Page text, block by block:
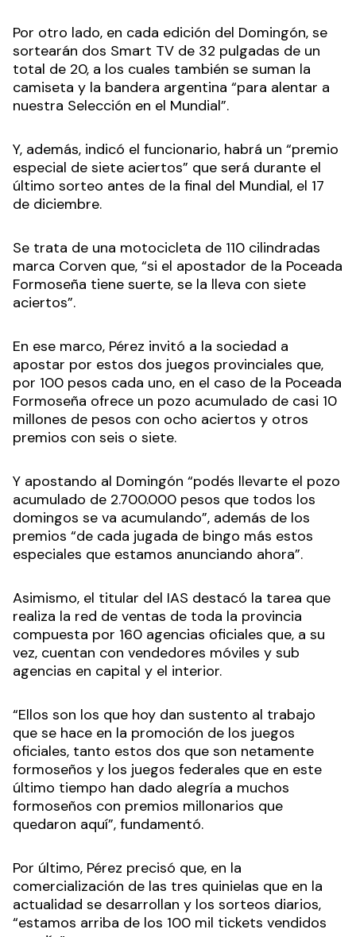
Por otro lado, en cada edición del Domingón, se
sortearán dos Smart TV de 32 pulgadas de un
total de 20, a los cuales también se suman la
camiseta y la bandera argentina “para alentar a
nuestra Selección en el Mundial”.
Y, además, indicó el funcionario, habrá un “premio
especial de siete aciertos” que será durante el
último sorteo antes de la final del Mundial, el 17
de diciembre.
Se trata de una motocicleta de 110 cilindradas
marca Corven que, “si el apostador de la Poceada
Formoseña tiene suerte, se la lleva con siete
aciertos”.
En ese marco, Pérez invitó a la sociedad a
apostar por estos dos juegos provinciales que,
por 100 pesos cada uno, en el caso de la Poceada
Formoseña ofrece un pozo acumulado de casi 10
millones de pesos con ocho aciertos y otros
premios con seis o siete.
Y apostando al Domingón “podés llevarte el pozo
acumulado de 2.700.000 pesos que todos los
domingos se va acumulando”, además de los
premios “de cada jugada de bingo más estos
especiales que estamos anunciando ahora”.
Asimismo, el titular del IAS destacó la tarea que
realiza la red de ventas de toda la provincia
compuesta por 160 agencias oficiales que, a su
vez, cuentan con vendedores móviles y sub
agencias en capital y el interior.
“Ellos son los que hoy dan sustento al trabajo
que se hace en la promoción de los juegos
oficiales, tanto estos dos que son netamente
formoseños y los juegos federales que en este
último tiempo han dado alegría a muchos
formoseños con premios millonarios que
quedaron aquí”, fundamentó.
Por último, Pérez precisó que, en la
comercialización de las tres quinielas que en la
actualidad se desarrollan y los sorteos diarios,
“estamos arriba de los 100 mil tickets vendidos